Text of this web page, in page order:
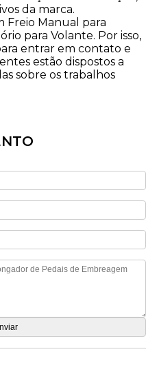
da marca.
Freio Manual para
para Volante. Por isso,
entrar em contato e
estão dispostos a
sobre os trabalhos